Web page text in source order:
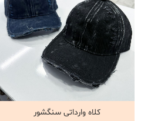
مشاهده و خرید
کلاه وارداتی سنگشور